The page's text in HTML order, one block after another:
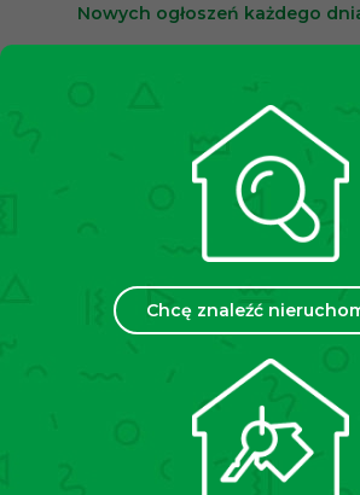
Chcę znaleźć
Nowych ogłoszeń każdego
Zadowolonych klientów
35